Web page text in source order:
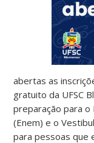
abertas as
gratuito da UFSC
preparação para o
(Enem) e o
para pessoas que